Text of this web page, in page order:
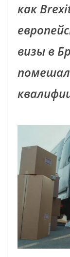
как
визы в